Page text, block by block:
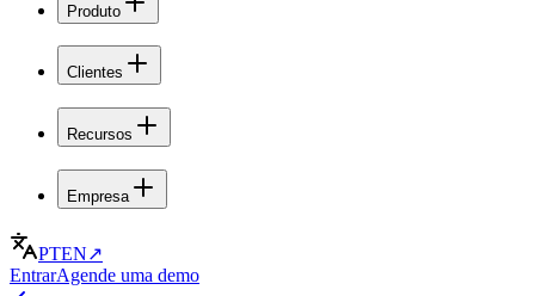
Produto
Clientes
Recursos
Empresa
PTEN↗
EntrarAgende uma demo